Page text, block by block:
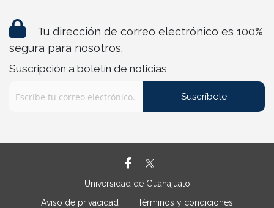
Tu dirección de correo electrónico es 100%
segura para nosotros.
Suscripción a boletín de noticias
Suscríbete
Universidad de Guanajuato
Aviso de privacidad
Términos y condiciones